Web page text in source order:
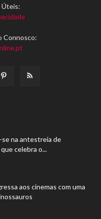
Úteis:
Connosco:
se na antestreia de
que celebra o...
aos cinemas com uma